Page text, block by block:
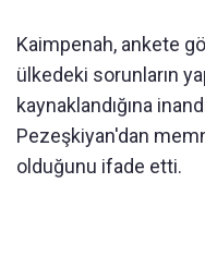
Kaimpenah, ankete
ülkedeki sorunların
kaynaklandığına
Pezeşkiyan'dan
olduğunu ifade etti.